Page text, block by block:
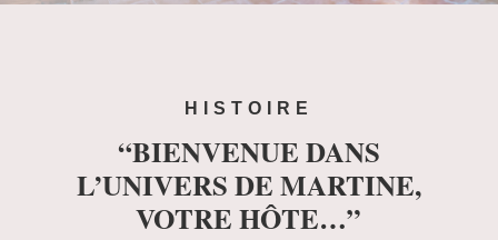
HISTOIRE
“BIENVENUE DANS
L’UNIVERS DE MARTINE,
VOTRE HÔTE…”